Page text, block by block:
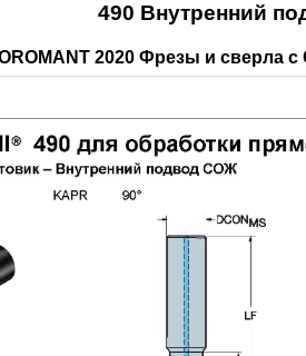
490 Внутренний
2020 Фрезы и сверла